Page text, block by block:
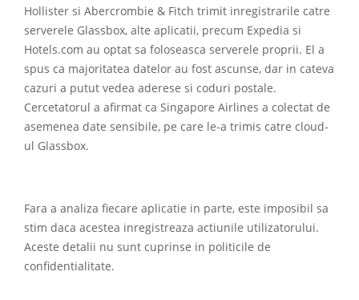
Hollister si Abercrombie & Fitch trimit inregistrarile catre
serverele Glassbox, alte aplicatii, precum Expedia si
Hotels.com au optat sa foloseasca serverele proprii. El a
spus ca majoritatea datelor au fost ascunse, dar in cateva
cazuri a putut vedea aderese si coduri postale.
Cercetatorul a afirmat ca Singapore Airlines a colectat de
asemenea date sensibile, pe care le-a trimis catre cloud-
ul Glassbox.
Fara a analiza fiecare aplicatie in parte, este imposibil sa
stim daca acestea inregistreaza actiunile utilizatorului.
Aceste detalii nu sunt cuprinse in politicile de
confidentialitate.